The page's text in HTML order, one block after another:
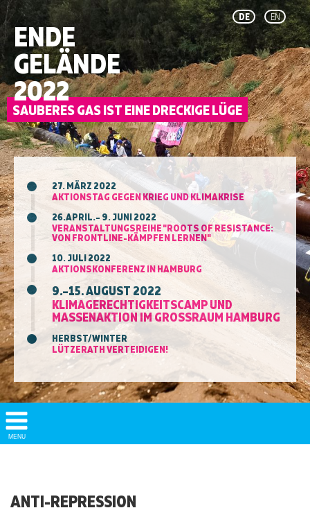
DE EN
ENDE
GELÄNDE
2022
27. MÄRZ 2022
AKTIONSTAG GEGEN KRIEG UND KLIMAKRISE
26.APRIL.– 9. JUNI 2022
VERANSTALTUNGSREIHE "ROOTS OF RESISTANCE:
VON FRONTLINE-KÄMPFEN LERNEN"
10. JULI 2022
AKTIONSKONFERENZ IN HAMBURG
9.–15. AUGUST 2022
KLIMAGERECHTIGKEITSCAMP UND
MASSENAKTION IM GROSSRAUM HAMBURG
HERBST/WINTER
LÜTZERATH VERTEIDIGEN!
Show/
Hide
MENU
ANTI-REPRESSION